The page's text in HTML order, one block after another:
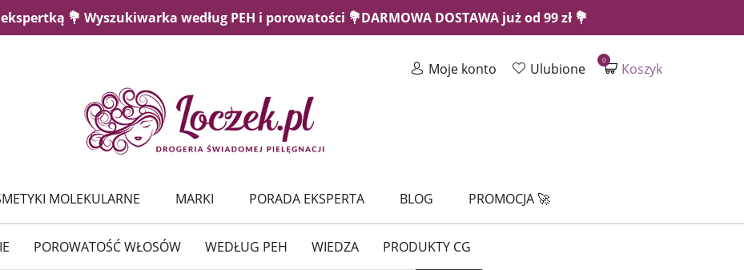
💐 Wyszukiwarka według PEH i porowatości 💐DARMOWA DOSTAWA już od 99 zł 💐
Moje konto Ulubione Koszyk
0
MOLEKULARNE MARKI PORADA EKSPERTA BLOG PROMOCJA 🚀
POROWATOŚĆ WŁOSÓW WEDŁUG PEH WIEDZA PRODUKTY CG